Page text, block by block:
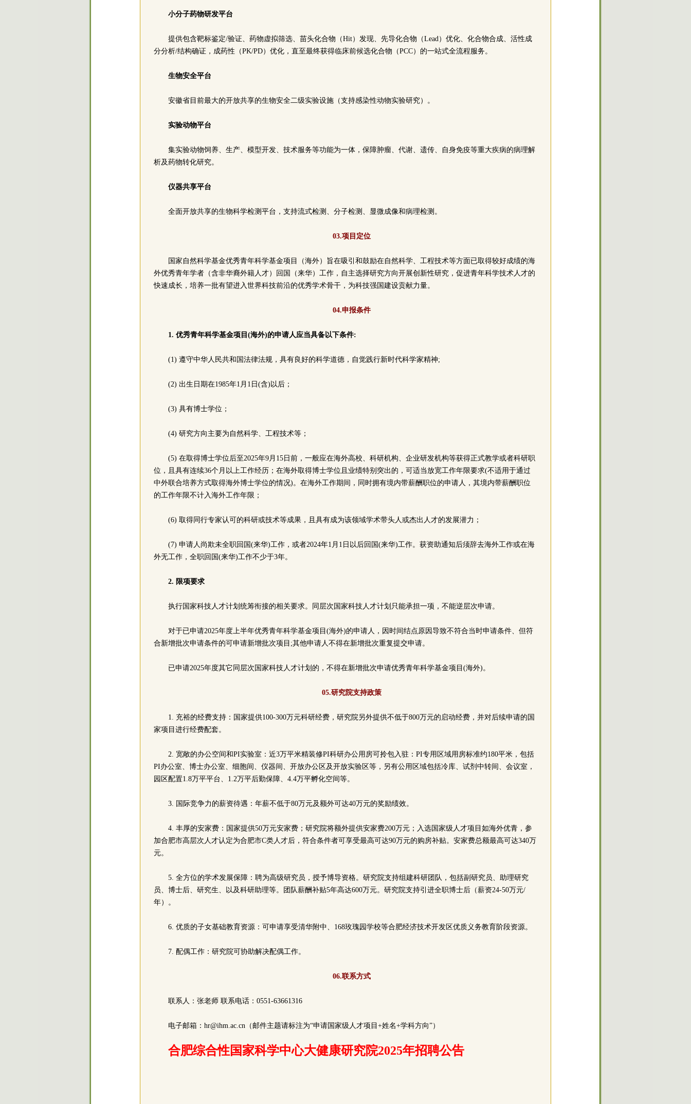
小分子药物研发平台
提供包含靶标鉴定/验证、药物虚拟筛选、苗头化合物（Hit）发现、先导化合物（Lead）优化、化合物合成、活性成
分分析/结构确证，成药性（PK/PD）优化，直至最终获得临床前候选化合物（PCC）的一站式全流程服务。
生物安全平台
安徽省目前最大的开放共享的生物安全二级实验设施（支持感染性动物实验研究）。
实验动物平台
集实验动物饲养、生产、模型开发、技术服务等功能为一体，保障肿瘤、代谢、遗传、自身免疫等重大疾病的病理解
析及药物转化研究。
仪器共享平台
全面开放共享的生物科学检测平台，支持流式检测、分子检测、显微成像和病理检测。
03.项目定位
国家自然科学基金优秀青年科学基金项目（海外）旨在吸引和鼓励在自然科学、工程技术等方面已取得较好成绩的海
外优秀青年学者（含非华裔外籍人才）回国（来华）工作，自主选择研究方向开展创新性研究，促进青年科学技术人才的
快速成长，培养一批有望进入世界科技前沿的优秀学术骨干，为科技强国建设贡献力量。
04.申报条件
1. 优秀青年科学基金项目(海外)的申请人应当具备以下条件:
(1) 遵守中华人民共和国法律法规，具有良好的科学道德，自觉践行新时代科学家精神;
(2) 出生日期在1985年1月1日(含)以后；
(3) 具有博士学位；
(4) 研究方向主要为自然科学、工程技术等；
(5) 在取得博士学位后至2025年9月15日前，一般应在海外高校、科研机构、企业研发机构等获得正式教学或者科研职
位，且具有连续36个月以上工作经历；在海外取得博士学位且业绩特别突出的，可适当放宽工作年限要求(不适用于通过
中外联合培养方式取得海外博士学位的情况)。在海外工作期间，同时拥有境内带薪酬职位的申请人，其境内带薪酬职位
的工作年限不计入海外工作年限；
(6) 取得同行专家认可的科研或技术等成果，且具有成为该领域学术带头人或杰出人才的发展潜力；
(7) 申请人尚欺未全职回国(来华)工作，或者2024年1月1日以后回国(来华)工作。获资助通知后须辞去海外工作或在海
外无工作，全职回国(来华)工作不少于3年。
2. 限项要求
执行国家科技人才计划统筹衔接的相关要求。同层次国家科技人才计划只能承担一项，不能逆层次申请。
对于已申请2025年度上半年优秀青年科学基金项目(海外)的申请人，因时间结点原因导致不符合当时申请条件、但符
合新增批次申请条件的可申请新增批次项目;其他申请人不得在新增批次重复提交申请。
已申请2025年度其它同层次国家科技人才计划的，不得在新增批次申请优秀青年科学基金项目(海外)。
05.研究院支持政策
1. 充裕的经费支持：国家提供100-300万元科研经费，研究院另外提供不低于800万元的启动经费，并对后续申请的国
家项目进行经费配套。
2. 宽敞的办公空间和PI实验室：近3万平米精装修PI科研办公用房可拎包入驻：PI专用区域用房标准约180平米，包括
PI办公室、博士办公室、细胞间、仪器间、开放办公区及开放实验区等，另有公用区域包括冷库、试剂中转间、会议室，
园区配置1.8万平平台、1.2万平后勤保障、4.4万平孵化空间等。
3. 国际竞争力的薪资待遇：年薪不低于80万元及额外可达40万元的奖励绩效。
4. 丰厚的安家费：国家提供50万元安家费；研究院将额外提供安家费200万元；入选国家级人才项目如海外优青，参
加合肥市高层次人才认定为合肥市C类人才后，符合条件者可享受最高可达90万元的购房补贴。安家费总额最高可达340万
元。
5. 全方位的学术发展保障：聘为高级研究员，授予博导资格。研究院支持组建科研团队，包括副研究员、助理研究
员、博士后、研究生、以及科研助理等。团队薪酬补贴5年高达600万元。研究院支持引进全职博士后（薪资24-50万元/
年）。
6. 优质的子女基础教育资源：可申请享受清华附中、168玫瑰园学校等合肥经济技术开发区优质义务教育阶段资源。
7. 配偶工作：研究院可协助解决配偶工作。
06.联系方式
联系人：张老师 联系电话：0551-63661316
电子邮箱：hr@ihm.ac.cn（邮件主题请标注为“申请国家级人才项目+姓名+学科方向”）
合肥综合性国家科学中心大健康研究院2025年招聘公告